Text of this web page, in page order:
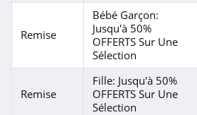
Remise
Bébé Garçon:
Jusqu'à 50%
OFFERTS Sur Une
Sélection
Remise
Fille: Jusqu'à 50%
OFFERTS Sur Une
Sélection